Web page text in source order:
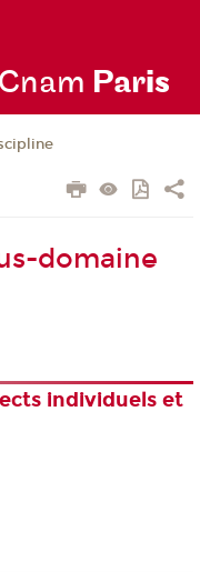
Cnam Paris
domaine
individuels et